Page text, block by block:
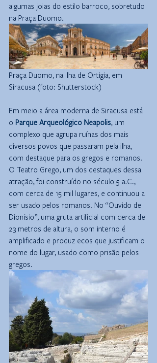
algumas joias do estilo barroco, sobretudo
na Praça Duomo.
Praça Duomo, na Ilha de Ortigia, em
Siracusa (foto: Shutterstock)
Em meio a área moderna de Siracusa está
o Parque Arqueológico Neapolis, um
complexo que agrupa ruínas dos mais
diversos povos que passaram pela ilha,
com destaque para os gregos e romanos.
O Teatro Grego, um dos destaques dessa
atração, foi construído no século 5 a.C.,
com cerca de 15 mil lugares, e continuou a
ser usado pelos romanos. No “Ouvido de
Dionísio”, uma gruta artificial com cerca de
23 metros de altura, o som interno é
amplificado e produz ecos que justificam o
nome do lugar, usado como prisão pelos
gregos.